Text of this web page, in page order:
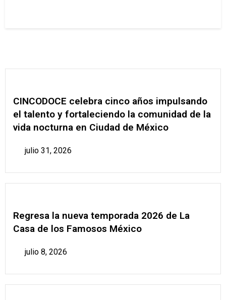
CINCODOCE celebra cinco años impulsando
el talento y fortaleciendo la comunidad de la
vida nocturna en Ciudad de México
julio 31, 2026
Regresa la nueva temporada 2026 de La
Casa de los Famosos México
julio 8, 2026